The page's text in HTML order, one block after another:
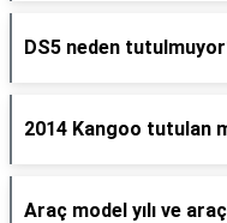
DS5 neden
2014 Kangoo tutulan
Araç model yılı ve